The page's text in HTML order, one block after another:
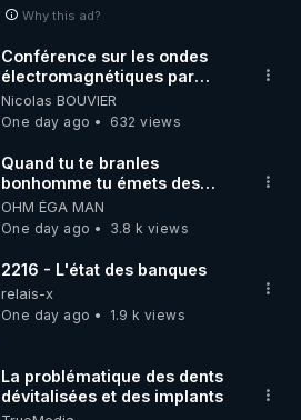
Why this ad?
Conférence sur les ondes
électromagnétiques par
Grégoire Caustru et Bart de
Wever !
Nicolas BOUVIER
One day ago
632 views
Quand tu te branles
bonhomme tu émets des
ondes ils ont juste omis de
t'expliquer
OHM ÉGA MAN
One day ago
3.8 k views
2216 - L'état des banques
relais-x
One day ago
1.9 k views
La problématique des dents
dévitalisées et des implants